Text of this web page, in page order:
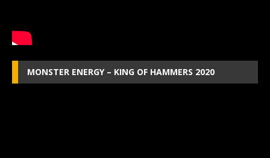
MONSTER ENERGY – KING OF HAMMERS 2020